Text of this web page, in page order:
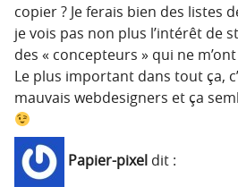
copier ? Je ferais bien des listes
je vois pas non plus l’intérêt de
des « concepteurs » qui ne
Le plus important dans tout ça,
mauvais webdesigners et ça
Papier-pixel dit :